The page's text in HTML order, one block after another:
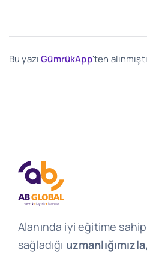
Bu yazıGümrükApp'ten
Alanında iyi eğitime
sağladığı uzmanlığımızla,